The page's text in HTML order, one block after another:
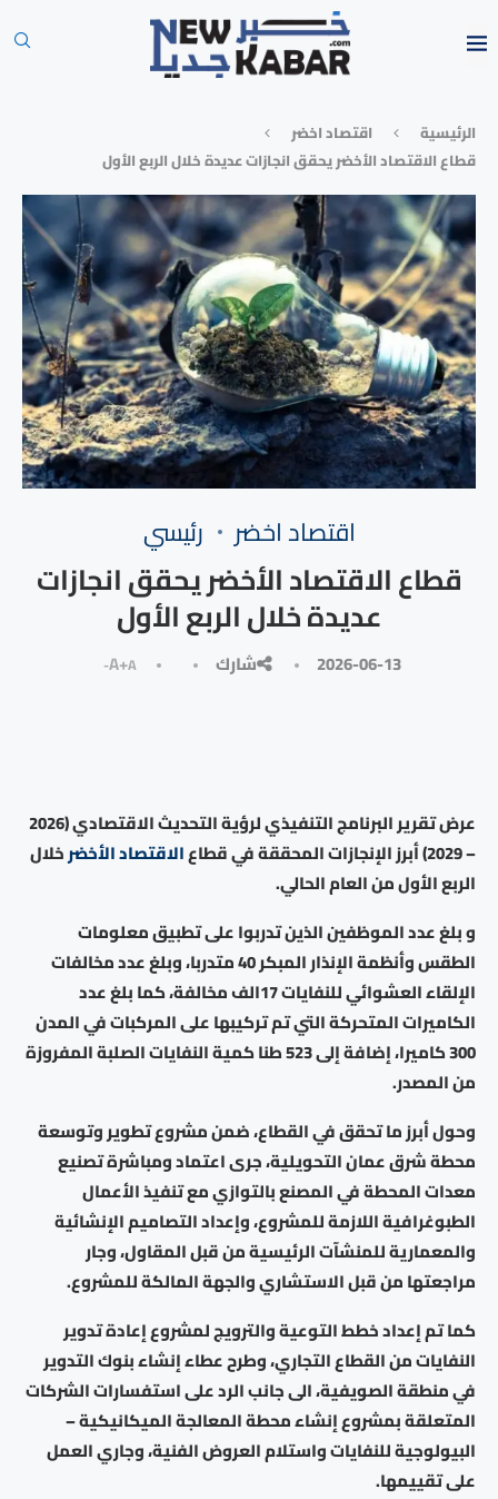
الرئيسية
⁠اقتصاد اخضر
قطاع الاقتصاد الأخضر يحقق انجازات عديدة خلال الربع الأول
⁠اقتصاد اخضر رئيسي
قطاع الاقتصاد الأخضر يحقق انجازات
عديدة خلال الربع الأول
2026-06-13 شارك A+A-
عرض تقرير البرنامج التنفيذي لرؤية التحديث الاقتصادي (2026
– 2029) أبرز الإنجازات المحققة في قطاع
الاقتصاد الأخضرخلال
الربع الأول من العام الحالي.
و بلغ عدد الموظفين الذين تدربوا على تطبيق معلومات
الطقس وأنظمة الإنذار المبكر 40 متدربا، وبلغ عدد مخالفات
الإلقاء العشوائي للنفايات 17الف مخالفة، كما بلغ عدد
الكاميرات المتحركة التي تم تركيبها على المركبات في المدن
300 كاميرا، إضافة إلى 523 طنا كمية النفايات الصلبة المفروزة
من المصدر.
وحول أبرز ما تحقق في القطاع، ضمن مشروع تطوير وتوسعة
محطة شرق عمان التحويلية، جرى اعتماد ومباشرة تصنيع
معدات المحطة في المصنع بالتوازي مع تنفيذ الأعمال
الطبوغرافية اللازمة للمشروع، وإعداد التصاميم الإنشائية
والمعمارية للمنشآت الرئيسية من قبل المقاول، وجار
مراجعتها من قبل الاستشاري والجهة المالكة للمشروع.
كما تم إعداد خطط التوعية والترويج لمشروع إعادة تدوير
النفايات من القطاع التجاري، وطرح عطاء إنشاء بنوك التدوير
في منطقة الصويفية، الى جانب الرد على استفسارات الشركات
المتعلقة بمشروع إنشاء محطة المعالجة الميكانيكية –
البيولوجية للنفايات واستلام العروض الفنية، وجاري العمل
على تقييمها.